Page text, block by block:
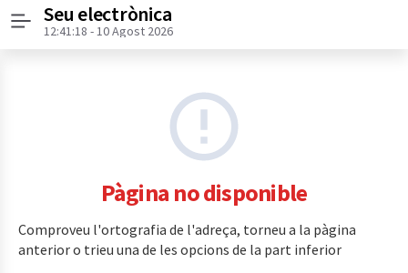
Menú
Seu electrònica
12:41:18 - 10 Agost 2026
Pàgina no disponible
Comproveu l'ortografia de l'adreça, torneu a la pàgina
anterior o trieu una de les opcions de la part inferior